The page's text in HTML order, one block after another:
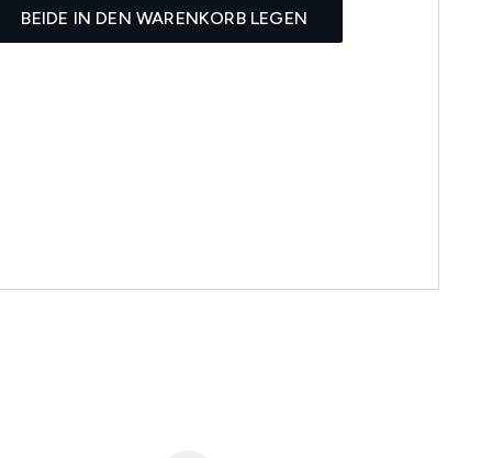
BEIDE IN DEN WARENKORB LEGEN